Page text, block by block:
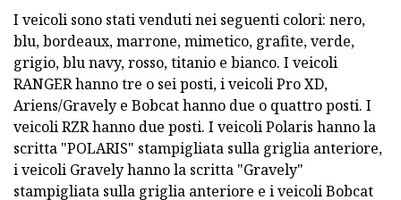
I veicoli sono stati venduti nei seguenti colori: nero,
blu, bordeaux, marrone, mimetico, grafite, verde,
grigio, blu navy, rosso, titanio e bianco. I veicoli
RANGER hanno tre o sei posti, i veicoli Pro XD,
Ariens/Gravely e Bobcat hanno due o quattro posti. I
veicoli RZR hanno due posti. I veicoli Polaris hanno la
scritta "POLARIS" stampigliata sulla griglia anteriore,
i veicoli Gravely hanno la scritta "Gravely"
stampigliata sulla griglia anteriore e i veicoli Bobcat